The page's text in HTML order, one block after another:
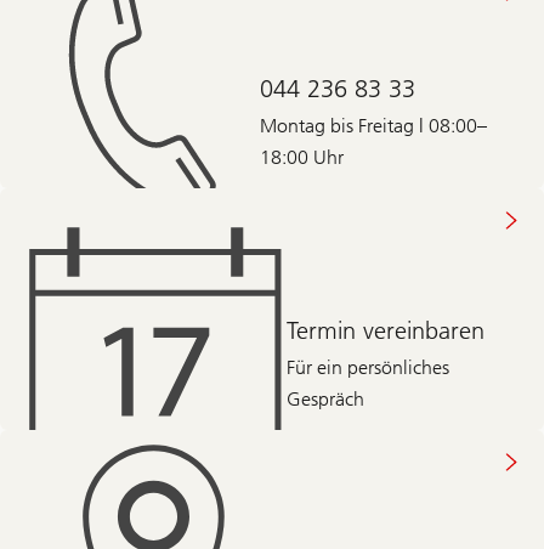
044 236 83 33
Montag bis Freitag | 08:00–
18:00 Uhr
Termin vereinbaren
Für ein persönliches
Gespräch